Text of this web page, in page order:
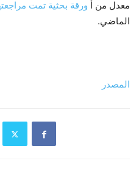
معدل من أ ورقة بحثية تمت
الماضي.
المصدر